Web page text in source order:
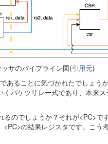
サのパイプライン図(引用元)
あることに気づかれたでしょう
バケツリレー式であり、本来
のでしょうか？それが<PC>で
の結果レジスタです。こう